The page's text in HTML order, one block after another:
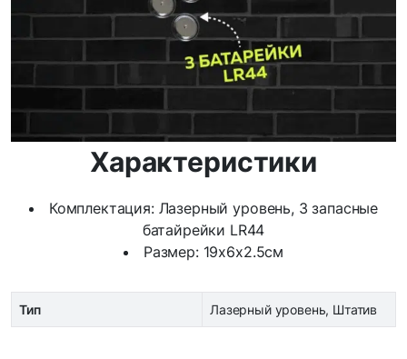
Характеристики
Комплектация: Лазерный уровень, 3 запасные
батайрейки LR44
Размер: 19х6х2.5см
Тип Лазерный уровень, Штатив